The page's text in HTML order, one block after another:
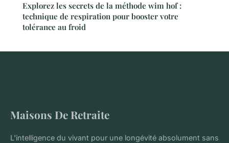
Explorez les secrets de la méthode wim hof :
technique de respiration pour booster votre
tolérance au froid
Maisons De Retraite
L'intelligence du vivant pour une longévité absolument sans